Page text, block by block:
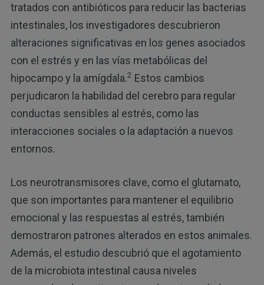
tratados con antibióticos para reducir las bacterias
intestinales, los investigadores descubrieron
alteraciones significativas en los genes asociados
con el estrés y en las vías metabólicas del
hipocampo y la amígdala.2 Estos cambios
perjudicaron la habilidad del cerebro para regular
conductas sensibles al estrés, como las
interacciones sociales o la adaptación a nuevos
entornos.
Los neurotransmisores clave, como el glutamato,
que son importantes para mantener el equilibrio
emocional y las respuestas al estrés, también
demostraron patrones alterados en estos animales.
Además, el estudio descubrió que el agotamiento
de la microbiota intestinal causa niveles